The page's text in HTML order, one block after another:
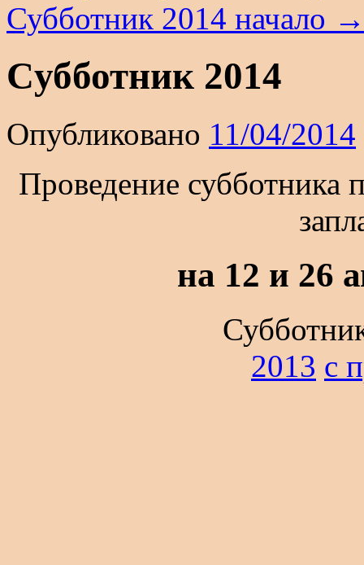
Субботник 2014 начало
Cубботник 2014
Опубликовано 11/04/2014
Проведение субботника
на 12 и 26
2013 с